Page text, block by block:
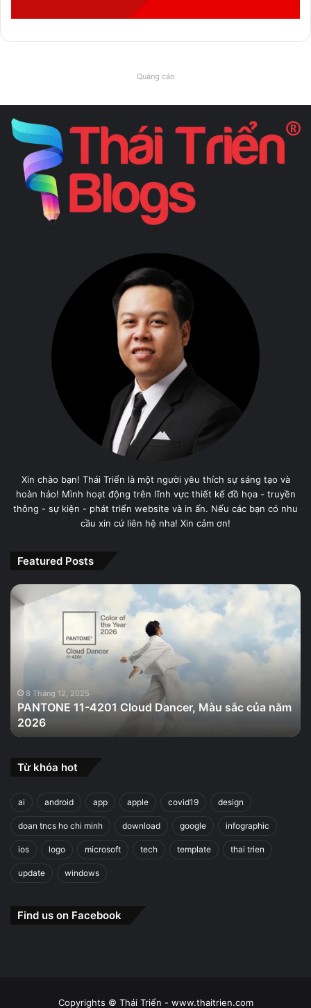
Quảng cáo
Xin chào bạn! Thái Triển là một người yêu thích sự sáng tạo và
hoàn hảo! Mình hoạt động trên lĩnh vực thiết kế đồ họa - truyền
thông - sự kiện - phát triển website và in ấn. Nếu các bạn có nhu
cầu xin cứ liên hệ nha! Xin cảm ơn!
Featured Posts
PANTONE
11-
Màu
của
năm
2026
8 Tháng 12, 2025
PANTONE 11-4201 Cloud Dancer, Màu sắc của năm
2026
Từ khóa hot
ai android app apple covid19 design
doan tncs ho chi minh download google infographic
ios logo microsoft tech template thai trien
update windows
Find us on Facebook
Copyrights © Thái Triển - www.thaitrien.com